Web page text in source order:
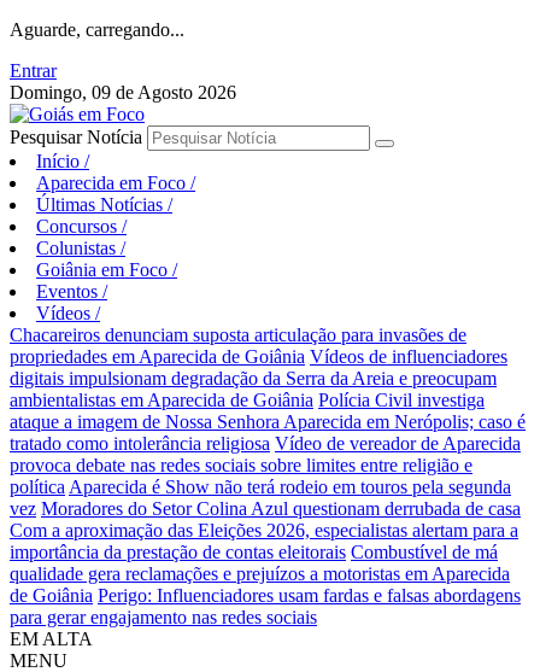
Aguarde, carregando...
Entrar
Domingo, 09 de Agosto 2026
Pesquisar Notícia
Início /
Aparecida em Foco /
Últimas Notícias /
Concursos /
Colunistas /
Goiânia em Foco /
Eventos /
Vídeos /
Chacareiros denunciam suposta articulação para invasões de
propriedades em Aparecida de Goiânia Vídeos de influenciadores
digitais impulsionam degradação da Serra da Areia e preocupam
ambientalistas em Aparecida de Goiânia Polícia Civil investiga
ataque a imagem de Nossa Senhora Aparecida em Nerópolis; caso é
tratado como intolerância religiosa Vídeo de vereador de Aparecida
provoca debate nas redes sociais sobre limites entre religião e
política Aparecida é Show não terá rodeio em touros pela segunda
vez Moradores do Setor Colina Azul questionam derrubada de casa
Com a aproximação das Eleições 2026, especialistas alertam para a
importância da prestação de contas eleitorais Combustível de má
qualidade gera reclamações e prejuízos a motoristas em Aparecida
de Goiânia Perigo: Influenciadores usam fardas e falsas abordagens
para gerar engajamento nas redes sociais
EM ALTA
MENU